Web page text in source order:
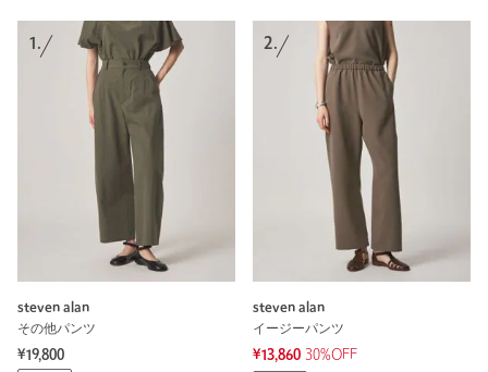
1.
steven alan
その他パンツ
¥19,800
2.
steven alan
イージーパンツ
¥13,860 30%OFF